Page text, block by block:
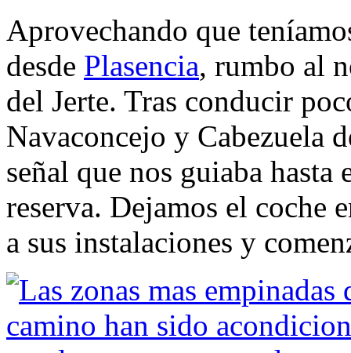
Aprovechando que
desde Plasencia, rumbo al
del Jerte. Tras conducir
Navaconcejo y Cabezuela
señal que nos guiaba
reserva. Dejamos el coche
a sus instalaciones y